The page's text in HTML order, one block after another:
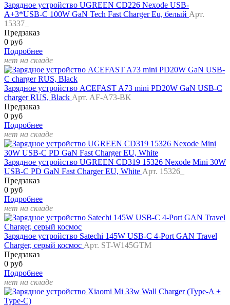
Зарядное устройство UGREEN CD226 Nexode USB-
A+3*USB-C 100W GaN Tech Fast Charger Eu, белый Арт.
15337_
Предзаказ
0 руб
Подробнее
нет на складе
Зарядное устройство ACEFAST A73 mini PD20W GaN USB-C
charger RUS, Black Арт. AF-A73-BK
Предзаказ
0 руб
Подробнее
нет на складе
Зарядное устройство UGREEN CD319 15326 Nexode Mini 30W
USB-C PD GaN Fast Charger EU, White Арт. 15326_
Предзаказ
0 руб
Подробнее
нет на складе
Зарядное устройство Satechi 145W USB-C 4-Port GAN Travel
Charger, серый космос Арт. ST-W145GTM
Предзаказ
0 руб
Подробнее
нет на складе